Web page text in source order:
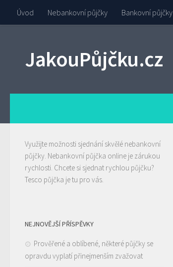
Úvod Nebankovní půjčky Bankovní půjčky
JakouPůjčku.cz
Využijte možnosti sjednání skvělé nebankovní
půjčky. Nebankovní půjčka online je zárukou
rychlosti. Chcete si sjednat rychlou půjčku?
Tesco půjčka je tu pro vás.
NEJNOVĚJŠÍ PŘÍSPĚVKY
Prověřené a oblíbené, některé půjčky se
opravdu vyplatí přinejmenším zvažovat